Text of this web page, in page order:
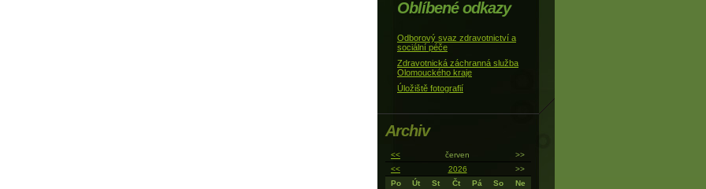
Oblíbené odkazy
Odborový svaz zdravotnictví a
sociální péče
Zdravotnická záchranná služba
Olomouckého kraje
Úložiště fotografií
Archiv
<< červen
>>
<<
2026
>>
Po
Út St Čt Pá So
Ne